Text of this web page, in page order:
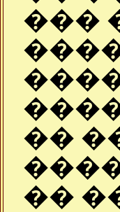
���
��
��